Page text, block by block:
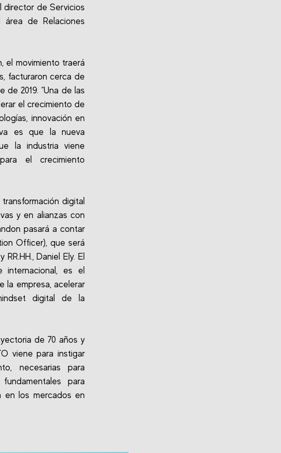
director de Servicios
área de Relaciones
el movimiento traerá
facturaron cerca de
de 2019. “Una de las
el crecimiento de
innovación en
es que la nueva
la industria viene
el crecimiento
digital
y en alianzas con
pasará a contar
Officer), que será
Daniel Ely. El
es el
la empresa, acelerar
digital de la
de 70 años y
viene para instigar
necesarias para
para
en los mercados en